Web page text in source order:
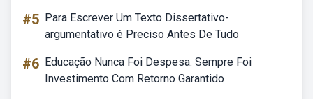
#5 Para Escrever Um Texto Dissertativo-
argumentativo é Preciso Antes De Tudo
#6 Educação Nunca Foi Despesa. Sempre Foi
Investimento Com Retorno Garantido